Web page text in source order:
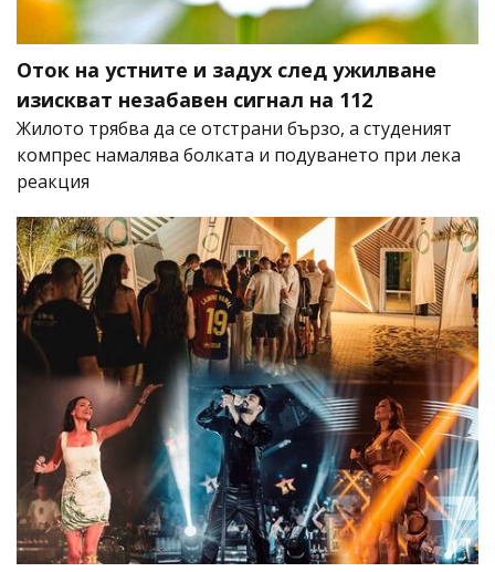
Оток на устните и задух след ужилване
изискват незабавен сигнал на 112
Жилото трябва да се отстрани бързо, а студеният
компрес намалява болката и подуването при лека
реакция